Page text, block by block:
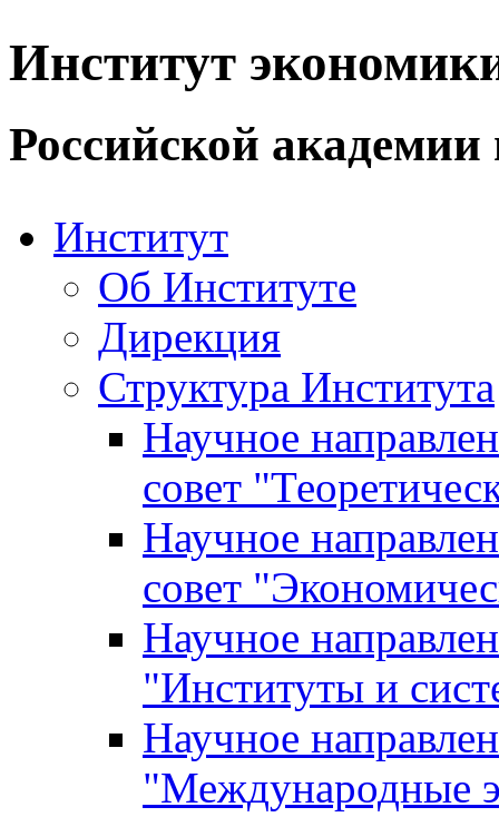
Институт
Российской академии
Институт
Об Институте
Дирекция
Структура Института
Научное
совет
Научное
совет
Научное
"Институты и
Научное
"Международные